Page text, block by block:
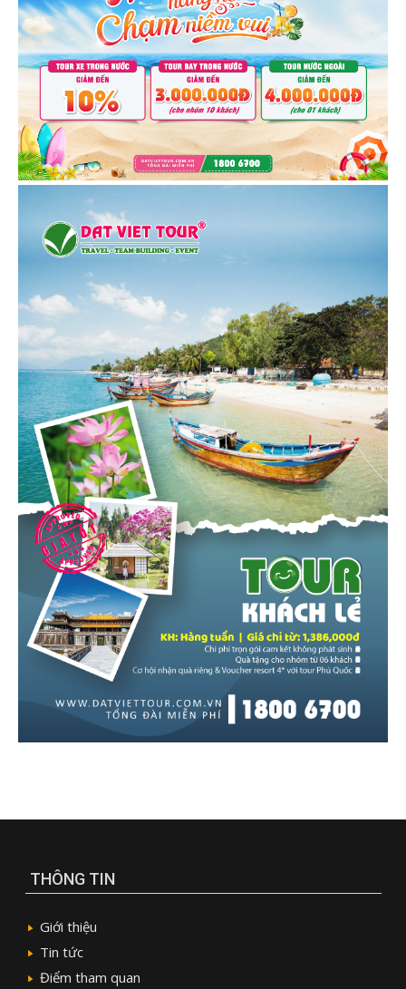
THÔNG TIN
Giới thiệu
Tin tức
Điểm tham quan